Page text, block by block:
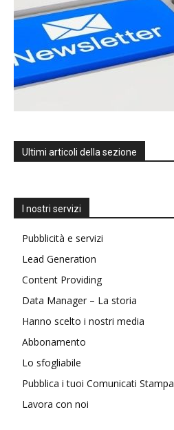
Ultimi articoli della sezione
I nostri servizi
Pubblicità e servizi
Lead Generation
Content Providing
Data Manager – La storia
Hanno scelto i nostri media
Abbonamento
Lo sfogliabile
Pubblica i tuoi Comunicati Stampa
Lavora con noi